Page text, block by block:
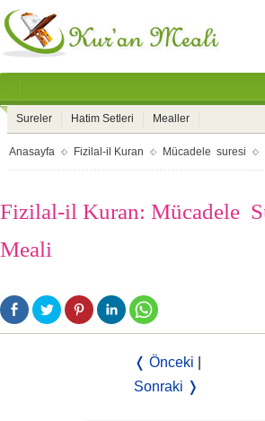
Sureler Hatim Setleri Mealler
Anasayfa Fizilal-il Kuran Mücadele suresi
Fizilal-il Kuran: Mücadele
Meali
❬ Önceki
Sonraki ❭